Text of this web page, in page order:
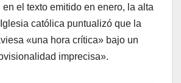
en el texto emitido en enero, la alta
católica puntualizó que la
«una hora crítica» bajo un
imprecisa».